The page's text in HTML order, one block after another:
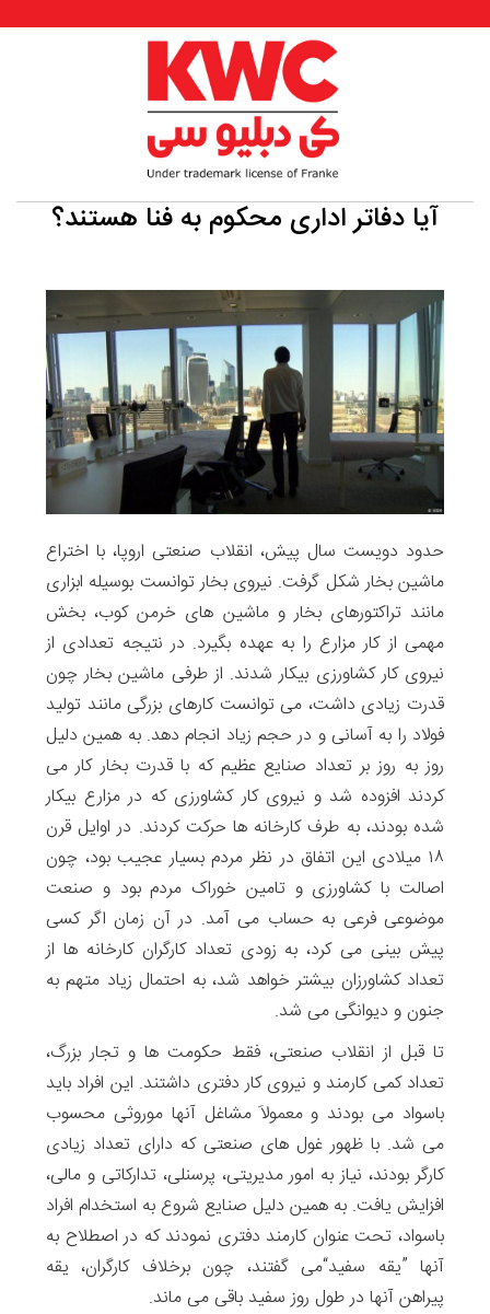
آیا دفاتر اداری محکوم به فنا هستند؟
حدود دویست سال پیش، انقلاب صنعتی اروپا، با اختراع
ماشین بخار شکل گرفت. نیروی بخار توانست بوسیله ابزاری
مانند تراکتورهای بخار و ماشین های خرمن کوب، بخش
مهمی از کار مزارع را به عهده بگیرد. در نتیجه تعدادی از
نیروی کار کشاورزی بیکار شدند. از طرفی ماشین بخار چون
قدرت زیادی داشت، می توانست کارهای بزرگی مانند تولید
فولاد را به آسانی و در حجم زیاد انجام دهد. به همین دلیل
روز به روز بر تعداد صنایع عظیم که با قدرت بخار کار می
کردند افزوده شد و نیروی کار کشاورزی که در مزارع بیکار
شده بودند، به طرف کارخانه ها حرکت کردند. در اوایل قرن
۱۸ میلادی این اتفاق در نظر مردم بسیار عجیب بود، چون
اصالت با کشاورزی و تامین خوراک مردم بود و صنعت
موضوعی فرعی به حساب می آمد. در آن زمان اگر کسی
پیش بینی می کرد، به زودی تعداد کارگران کارخانه ها از
تعداد کشاورزان بیشتر خواهد شد، به احتمال زیاد متهم به
جنون و دیوانگی می شد.
تا قبل از انقلاب صنعتی، فقط حکومت ها و تجار بزرگ،
تعداد کمی کارمند و نیروی کار دفتری داشتند. این افراد باید
باسواد می بودند و معمولاَ مشاغل آنها موروثی محسوب
می شد. با ظهور غول های صنعتی که دارای تعداد زیادی
کارگر بودند، نیاز به امور مدیریتی، پرسنلی، تدارکاتی و مالی،
افزایش یافت. به همین دلیل صنایع شروع به استخدام افراد
باسواد، تحت عنوان کارمند دفتری نمودند که در اصطلاح به
آنها ”یقه سفید“می گفتند، چون برخلاف کارگران، یقه
پیراهن آنها در طول روز سفید باقی می ماند.